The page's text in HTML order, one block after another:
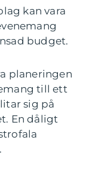
kan vara
budget.
planeringen
till ett
sig på
En dåligt